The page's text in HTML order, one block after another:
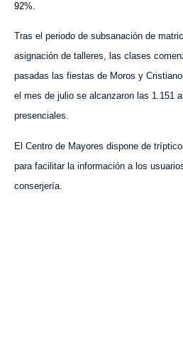
92%.
Tras el periodo de subsanación de
asignación de talleres, las clases
pasadas las fiestas de Moros y
el mes de julio se alcanzaron las 1.151
presenciales.
El Centro de Mayores dispone de
para facilitar la información a los
conserjería.